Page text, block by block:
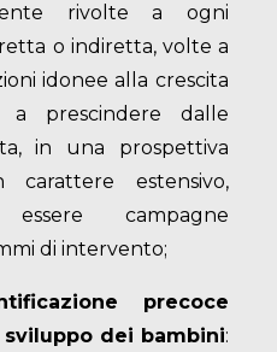
rivolte a ogni
o indiretta, volte a
idonee alla crescita
prescindere dalle
in una prospettiva
carattere estensivo,
campagne
di intervento;
precoce
dei bambini: